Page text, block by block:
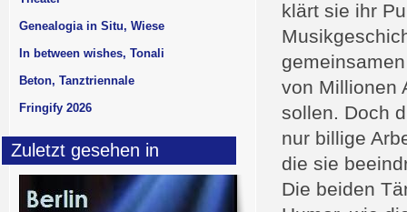
klärt sie ihr
von Millionen
sollen. Doch
nur billige
die sie
Die beiden
Genealogia in Situ, Wiese
In between wishes, Tonali
Beton, Tanztriennale
Fringify 2026
Zuletzt gesehen in